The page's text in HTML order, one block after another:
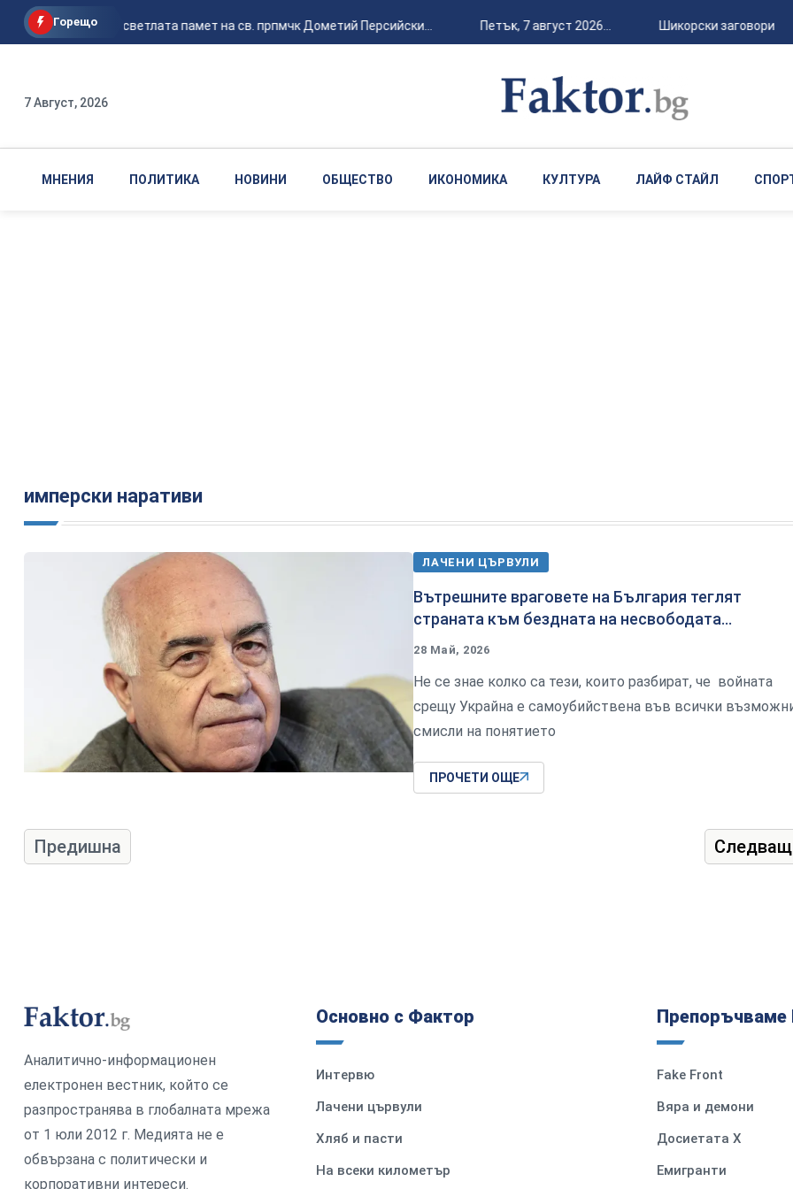
Горещо
Почитаме светлата памет на св. прпмчк Дометий Персийски... Петък, 7 август 2026... Шикорски заговори
7 Август, 2026
МНЕНИЯ ПОЛИТИКА НОВИНИ ОБЩЕСТВО ИКОНОМИКА КУЛТУРА ЛАЙФ СТАЙЛ
имперски наративи
ЛАЧЕНИ ЦЪРВУЛИ
Вътрешните враговете на България теглят
страната към бездната на несвободата...
28 Май, 2026
Не се знае колко са тези, които разбират, че войната
срещу Украйна е самоубийствена във всички
смисли на понятието
ПРОЧЕТИ ОЩЕ
Предишна
Аналитично-информационен
електронен вестник, който се
разпространява в глобалната мрежа
от 1 юли 2012 г. Медията не е
обвързана с политически и
корпоративни интереси.
Основно с Фактор
Интервю
Лачени цървули
Хляб и пасти
На всеки километър
Препоръчваме
Fake Front
Вяра и демони
Досиетата Х
Емигранти